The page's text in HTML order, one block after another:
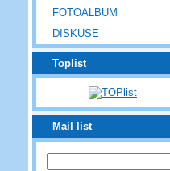
FOTOALBUM
DISKUSE
Toplist
Mail list